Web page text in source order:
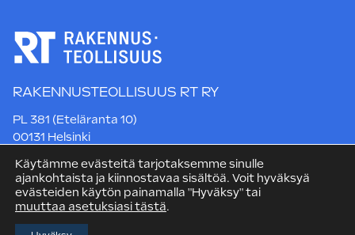
RAKENNUSTEOLLISUUS RT RY
PL 381 (Eteläranta 10)
00131 Helsinki
rt@rakennusteollisuus.fi
Käytämme evästeitä tarjotaksemme sinulle
ajankohtaista ja kiinnostavaa sisältöä. Voit hyväksyä
evästeiden käytön painamalla "Hyväksy" tai
muuttaa asetuksiasi tästä.